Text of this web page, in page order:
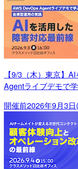
【9/3（木）東京】
Agentライブデモで
開催前2026年9月3日